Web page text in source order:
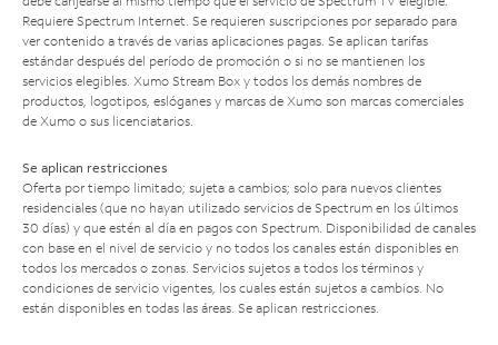
Requiere Spectrum Internet. Se requieren suscripciones por separado para
ver contenido a través de varias aplicaciones pagas. Se aplican tarifas
estándar después del período de promoción o si no se mantienen los
servicios elegibles. Xumo Stream Box y todos los demás nombres de
productos, logotipos, eslóganes y marcas de Xumo son marcas comerciales
de Xumo o sus licenciatarios.
Se aplican restricciones
Oferta por tiempo limitado; sujeta a cambios; solo para nuevos clientes
residenciales (que no hayan utilizado servicios de Spectrum en los últimos
30 días) y que estén al día en pagos con Spectrum. Disponibilidad de canales
con base en el nivel de servicio y no todos los canales están disponibles en
todos los mercados o zonas. Servicios sujetos a todos los términos y
condiciones de servicio vigentes, los cuales están sujetos a cambios. No
están disponibles en todas las áreas. Se aplican restricciones.